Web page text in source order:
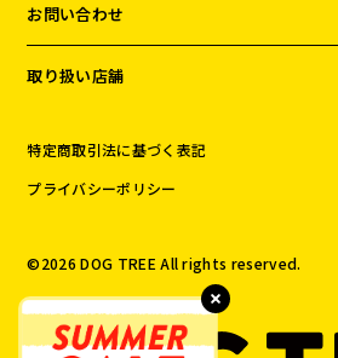
お問い合わせ
取り扱い店舗
特定商取引法に基づく表記
プライバシーポリシー
©️2026 DOG TREE All rights reserved.